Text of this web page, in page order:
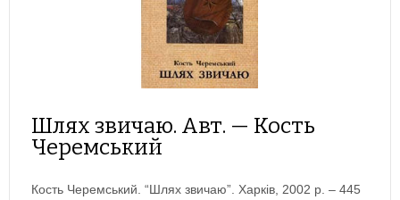
Шлях звичаю. Авт. — Кость
Черемський
Кость Черемський. “Шлях звичаю”. Харків, 2002 р. – 445